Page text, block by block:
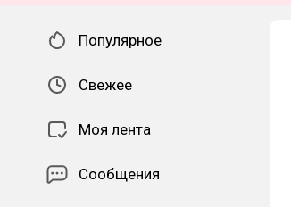
Популярное
Свежее
Моя лента
Сообщения